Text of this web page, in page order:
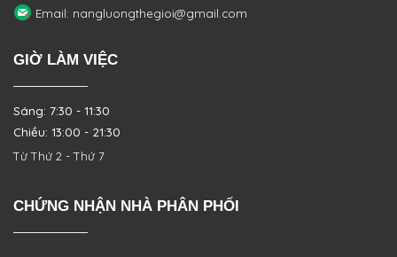
Email: nangluongthegioi@gmail.com
GIỜ LÀM VIỆC
Sáng: 7:30 - 11:30
Chiều: 13:00 - 21:30
Từ Thứ 2 - Thứ 7
CHỨNG NHẬN NHÀ PHÂN PHỐI